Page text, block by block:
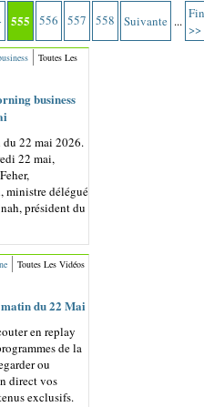
555 556 557 558 Suivante ... Fin
>>
Toutes Les
business
du 22 mai 2026.
22 mai,
ministre délégué
président du
Toutes Les Vidéos
du 22 Mai
en replay
de la
ou
direct vos
exclusifs.